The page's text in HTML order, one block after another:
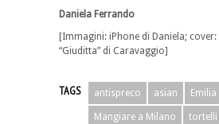
Daniela Ferrando
[Immagini: iPhone di Daniela;
“Giuditta” di Caravaggio]
TAGS antispreco asian Emilia
Mangiare a Milano tortelli